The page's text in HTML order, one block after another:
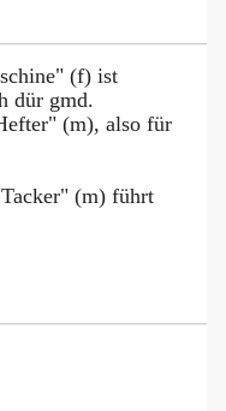
(f) ist
dür gmd.
(m), also für
(m) führt